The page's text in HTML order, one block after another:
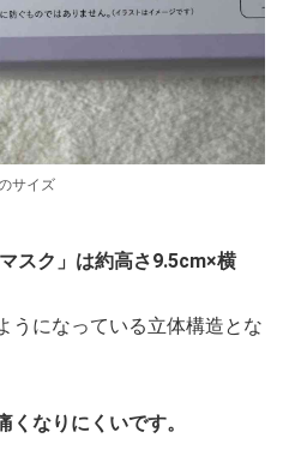
サイズ
スク」は約高さ9.5cm×横
うになっている立体構造とな
くなりにくいです。